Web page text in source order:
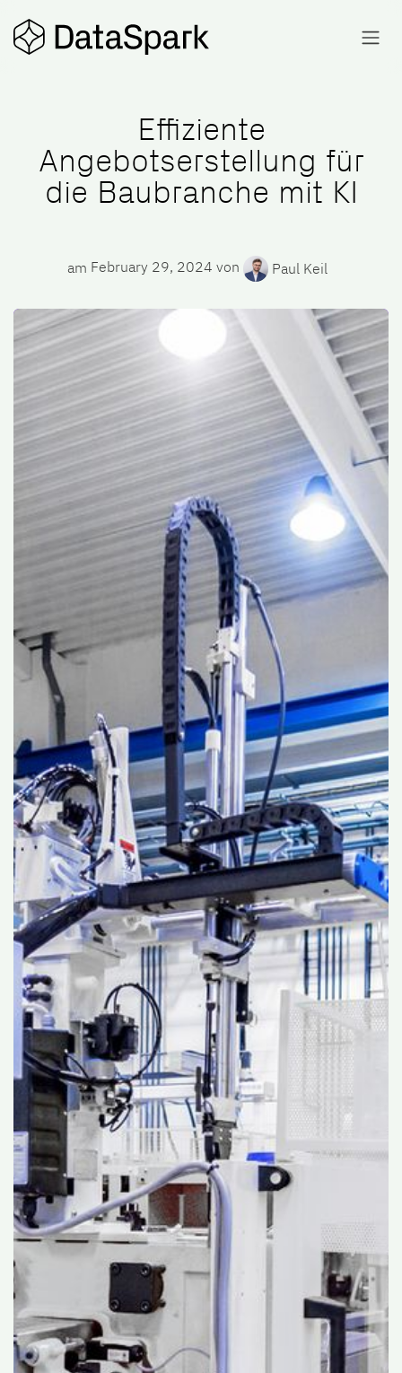
Effiziente
Angebotserstellung für
die Baubranche mit KI
am February 29, 2024 von Paul Keil